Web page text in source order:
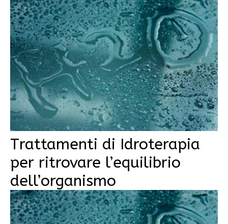
Trattamenti di Idroterapia
per ritrovare l’equilibrio
dell’organismo